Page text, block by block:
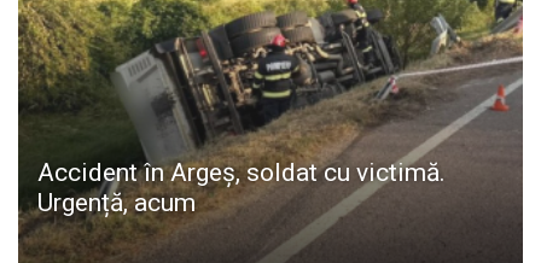
Accident în Argeș, soldat cu victimă.
Urgență, acum